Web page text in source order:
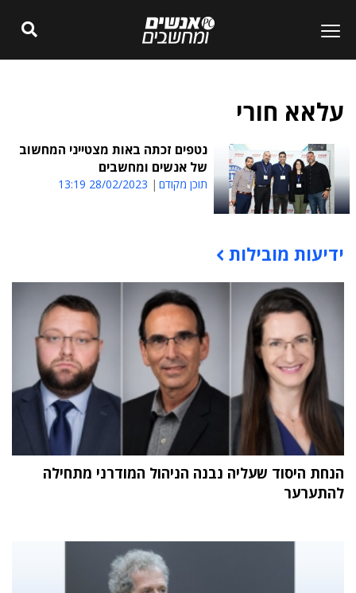
עלאא חורי
נטפים זכתה באות מצטייני המחשוב
של אנשים ומחשבים
תוכן מקודם 28/02/2023 13:19
תוכן פרסומי
ידיעות מובילות
הנחת היסוד שעליה נבנה הניהול המודרני מתחילה
להתערער